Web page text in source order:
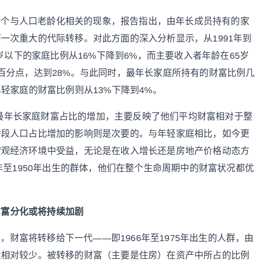
与人口老龄化相关的现象，报告指出，由年长成员持有的家
次重大的代际转移。对此方面的深入分析显示，从1991年到
下的家庭比例从16%下降到6%，而主要收入者年龄在65岁
分点，达到28%。与此同时，最年长家庭所持有的财富比例几
家庭的财富比例则从13%下降到4%。
年长家庭财富占比的增加，主要反映了他们平均财富相对于整
人口占比增加的影响则是次要的。与年轻家庭相比，如今更
经济环境中受益，无论是在收入增长还是房地产价格动态方
至1950年出生的群体，他们在整个生命周期中的财富状况都优
分化或将持续加剧
，财富将转移给下一代——即1966年至1975年出生的人群，由
对较少。被转移的财富（主要是住房）在资产中所占的比例